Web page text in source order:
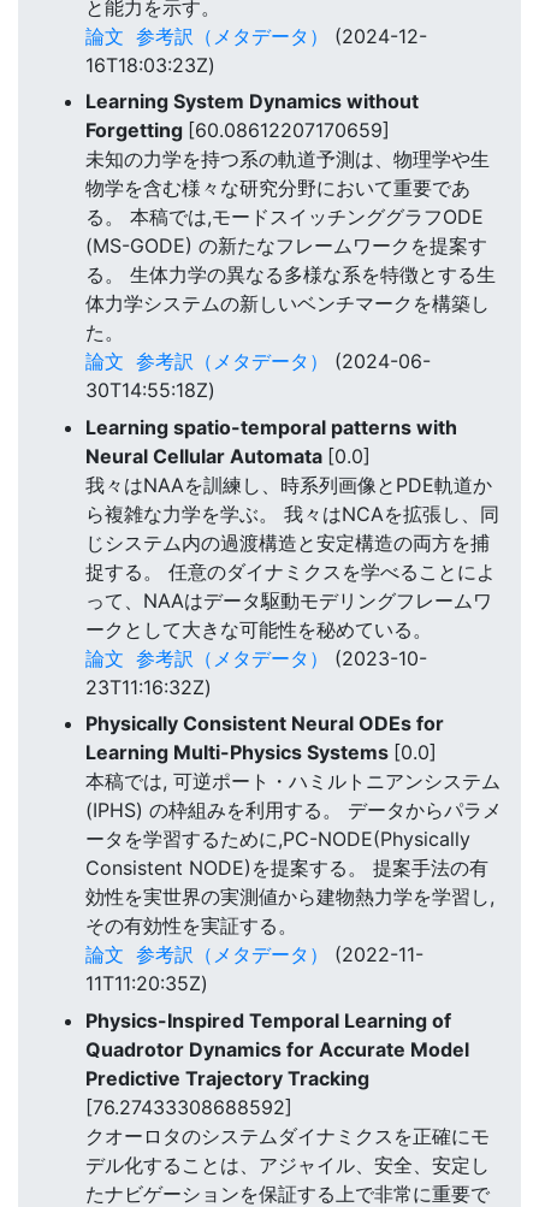
と能力を示す。
論文 参考訳（メタデータ）
(2024-12-
16T18:03:23Z)
Learning System Dynamics without
Forgetting [60.08612207170659]
未知の力学を持つ系の軌道予測は、物理学や生
物学を含む様々な研究分野において重要であ
る。 本稿では,モードスイッチンググラフODE
(MS-GODE) の新たなフレームワークを提案す
る。 生体力学の異なる多様な系を特徴とする生
体力学システムの新しいベンチマークを構築し
た。
論文 参考訳（メタデータ）
(2024-06-
30T14:55:18Z)
Learning spatio-temporal patterns with
Neural Cellular Automata [0.0]
我々はNAAを訓練し、時系列画像とPDE軌道か
ら複雑な力学を学ぶ。 我々はNCAを拡張し、同
じシステム内の過渡構造と安定構造の両方を捕
捉する。 任意のダイナミクスを学べることによ
って、NAAはデータ駆動モデリングフレームワ
ークとして大きな可能性を秘めている。
論文 参考訳（メタデータ）
(2023-10-
23T11:16:32Z)
Physically Consistent Neural ODEs for
Learning Multi-Physics Systems [0.0]
本稿では, 可逆ポート・ハミルトニアンシステム
(IPHS) の枠組みを利用する。 データからパラメ
ータを学習するために,PC-NODE(Physically
Consistent NODE)を提案する。 提案手法の有
効性を実世界の実測値から建物熱力学を学習し,
その有効性を実証する。
論文 参考訳（メタデータ）
(2022-11-
11T11:20:35Z)
Physics-Inspired Temporal Learning of
Quadrotor Dynamics for Accurate Model
Predictive Trajectory Tracking
[76.27433308688592]
クオーロタのシステムダイナミクスを正確にモ
デル化することは、アジャイル、安全、安定し
たナビゲーションを保証する上で非常に重要で